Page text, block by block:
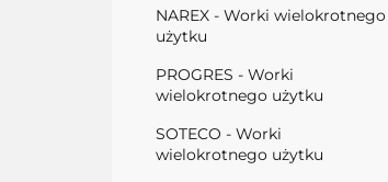
NAREX - Worki wielokrotnego
użytku
PROGRES - Worki
wielokrotnego użytku
SOTECO - Worki
wielokrotnego użytku